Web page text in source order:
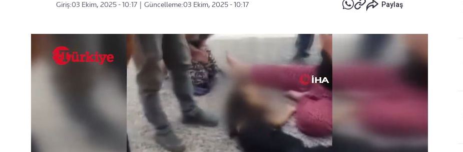
Giriş:03 Ekim, 2025 - 10:17 Güncelleme:03 Ekim, 2025 - 10:17 Paylaş